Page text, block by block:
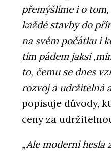
přemýšlíme i o
každé stavby do
na svém počátku i
tím pádem jaksi
to, čemu se dnes
rozvoj a udržitelná
popisuje důvody,
ceny za
„Ale moderní hesla